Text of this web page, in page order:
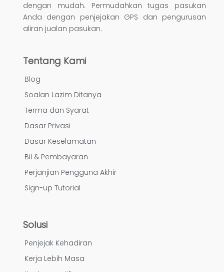
dengan mudah. Permudahkan tugas pasukan
Anda dengan penjejakan GPS dan pengurusan
aliran jualan pasukan.
Tentang Kami
Blog
Soalan Lazim Ditanya
Terma dan Syarat
Dasar Privasi
Dasar Keselamatan
Bil & Pembayaran
Perjanjian Pengguna Akhir
Sign-up Tutorial
Solusi
Penjejak Kehadiran
Kerja Lebih Masa